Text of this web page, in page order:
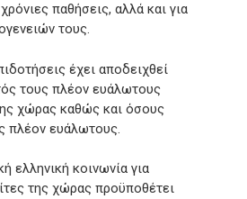
παθήσεις, αλλά και για
τους.
έχει αποδειχθεί
τους πλέον ευάλωτους
χώρας καθώς και όσους
πλέον ευάλωτους.
ελληνική κοινωνία για
της χώρας προϋποθέτει